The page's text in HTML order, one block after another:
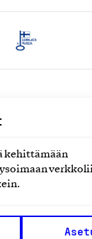
kehittämään
työ ry